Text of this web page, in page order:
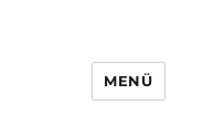
MENÜ